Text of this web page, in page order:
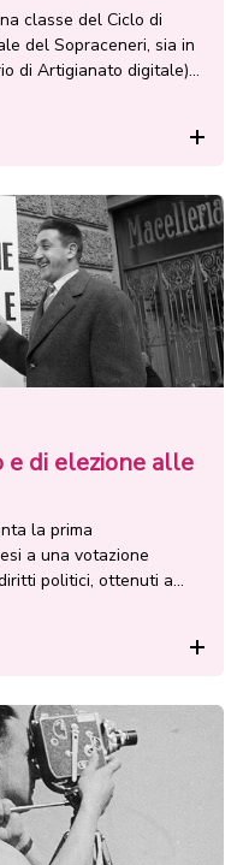
classe del Ciclo di
del Sopraceneri, sia in
di Artigianato digitale)
di elezione alle
la prima
a una votazione
politici, ottenuti a